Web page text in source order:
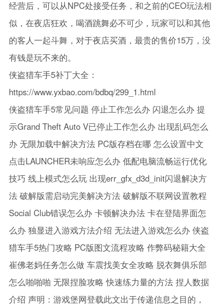
经营后，可以从NPC处接受任务，和之前的CEO玩法相
似，在夜店狂欢，喝酒跳舞必不可少，玩家可以和其他
的客人一起斗舞，对于夜店买酒，最贵的售价15万，没
有钱是玩不来的。
侠盗猎车手5补丁大全：
https://www.yxbao.com/bdbq/299_1.html
侠盗猎车手5常见问题 停止工作怎么办 闪退怎么办 提
示Grand Theft Auto V已停止工作怎么办 出现乱码怎么
办 无限加载中解决方法 PC版存档在哪 怎么设置中文
点击LAUNCHER未响应怎么办 低配电脑流畅运行优化
技巧 线上模式怎么玩 出现err_gfx_d3d_init闪退解决方
法 破解版需启动完美解决方法 破解版不联网设置教程
Social Club错误怎么办 卡顿解决办法 卡在登陆界面怎
么办 独显进入游戏方法介绍 无法进入游戏怎么办 侠盗
猎车手5热门攻略 PC版图文流程攻略 作弊码秘籍大全
崔佛老妈任务怎么做 车震找美女全攻略 脱衣舞俱乐部
怎么啪啪啪 无限捏脸攻略 快速练力量的方法 捏人数据
介绍 声明：游戏堡网登载此文出于传递信息之目的，